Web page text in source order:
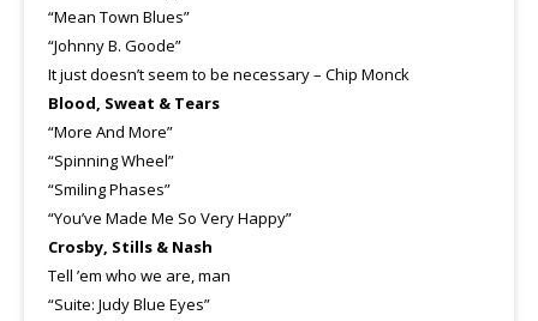
“Mean Town Blues”
“Johnny B. Goode”
It just doesn’t seem to be necessary – Chip Monck
Blood, Sweat & Tears
“More And More”
“Spinning Wheel”
“Smiling Phases”
“You’ve Made Me So Very Happy”
Crosby, Stills & Nash
Tell ’em who we are, man
“Suite: Judy Blue Eyes”